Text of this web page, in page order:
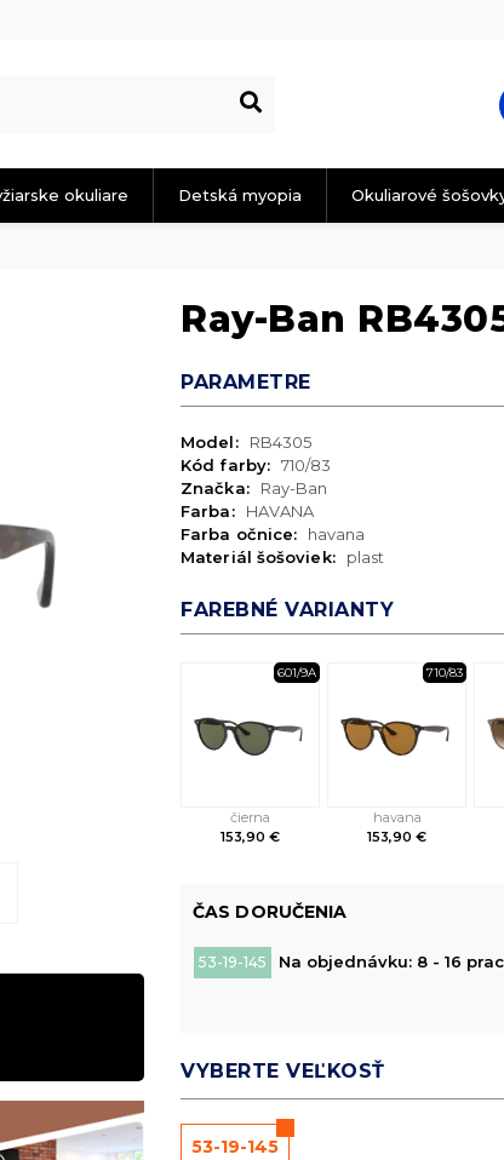
okuliare Detská myopia Okuliarové
Ray-Ban
PARAMETRE
Model:
RB4305
Kód farby: 710/83
Značka:
Ray-Ban
Farba:
HAVANA
Farba očnice:
havana
Materiál šošoviek:
plast
FAREBNÉ VARIANTY
601/9A
čierna
153,90 €
710/83
havana
153,90 €
ČAS DORUČENIA
53-19-145 Na objednávku: 8 - 16
VYBERTE VEĽKOSŤ
53-19-145